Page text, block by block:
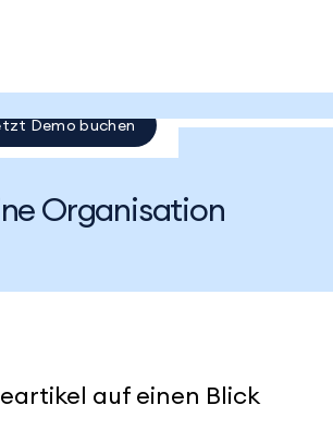
Demo buchen
Organisation
auf einen Blick